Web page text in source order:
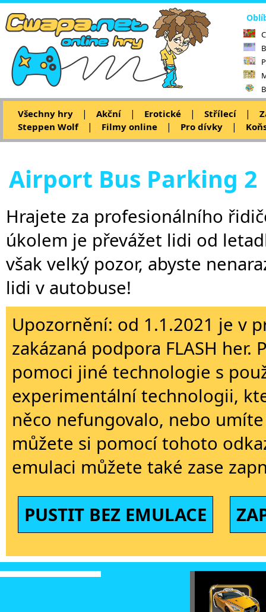
Všechny hry | Akční | Erotické | Střílecí |
Steppen Wolf
| Filmy online | Pro dívky |
Airport Bus Parking 2
Hrajete za profesionálního
úkolem je převážet lidi od
však velký pozor, abyste
lidi v autobuse!
Upozornění: od 1.1.2021 je v
zakázaná podpora FLASH
pomoci jiné technologie s
experimentální technologii,
něco nefungovalo, nebo
můžete si pomocí tohoto
emulaci můžete také zase
PUSTIT BEZ EMULACE